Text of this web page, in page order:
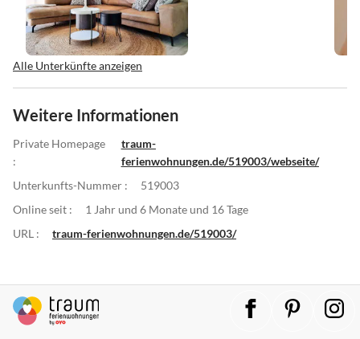
Alle Unterkünfte anzeigen
Weitere Informationen
Private Homepage
:
traum-
ferienwohnungen.de/519003/webseite/
Unterkunfts-Nummer :
519003
Online seit :
1 Jahr und 6 Monate und 16 Tage
URL :
traum-ferienwohnungen.de/519003/